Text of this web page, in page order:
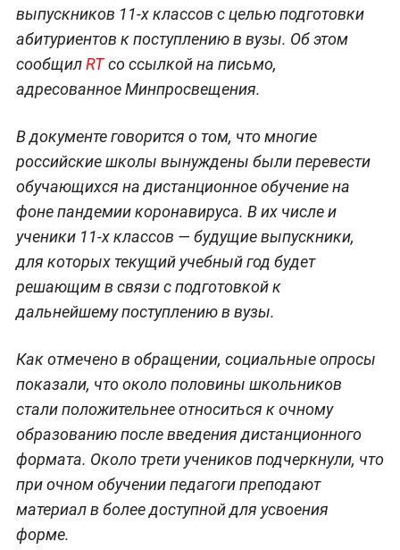
выпускников 11-х классов с целью подготовки
абитуриентов к поступлению в вузы. Об этом
сообщилRTсо ссылкой на письмо,
адресованное Минпросвещения.
В документе говорится о том, что многие
российские школы вынуждены были перевести
обучающихся на дистанционное обучение на
фоне пандемии коронавируса. В их числе и
ученики 11-х классов — будущие выпускники,
для которых текущий учебный год будет
решающим в связи с подготовкой к
дальнейшему поступлению в вузы.
Как отмечено в обращении, социальные опросы
показали, что около половины школьников
стали положительнее относиться к очному
образованию после введения дистанционного
формата. Около трети учеников подчеркнули, что
при очном обучении педагоги преподают
материал в более доступной для усвоения
форме.